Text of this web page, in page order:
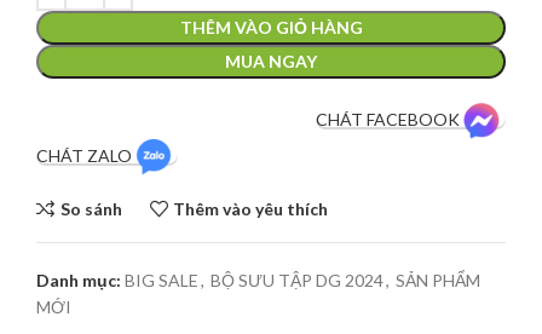
THÊM VÀO GIỎ HÀNG
MUA NGAY
CHÁT FACEBOOK
CHÁT ZALO
So sánh Thêm vào yêu thích
Danh mục: BIG SALE, BỘ SƯU TẬP DG 2024, SẢN PHẨM
MỚI